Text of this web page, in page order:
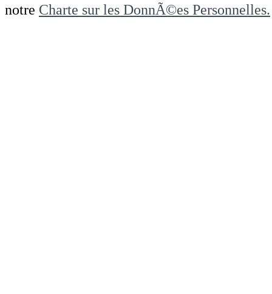
notre Charte sur les DonnÃ©es Personnelles.